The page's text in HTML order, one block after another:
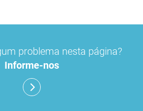
buclizina picetoprofeno
amorolfina
problema nesta página?
Informe-nos